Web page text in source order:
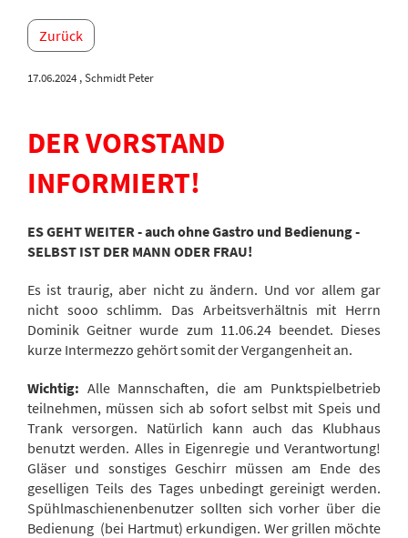
Zurück
17.06.2024 , Schmidt Peter
DER VORSTAND
INFORMIERT!
ES GEHT WEITER - auch ohne Gastro und Bedienung -
SELBST IST DER MANN ODER FRAU!
Es ist traurig, aber nicht zu ändern. Und vor allem gar
nicht sooo schlimm. Das Arbeitsverhältnis mit Herrn
Dominik Geitner wurde zum 11.06.24 beendet. Dieses
kurze Intermezzo gehört somit der Vergangenheit an.
Wichtig: Alle Mannschaften, die am Punktspielbetrieb
teilnehmen, müssen sich ab sofort selbst mit Speis und
Trank versorgen. Natürlich kann auch das Klubhaus
benutzt werden. Alles in Eigenregie und Verantwortung!
Gläser und sonstiges Geschirr müssen am Ende des
geselligen Teils des Tages unbedingt gereinigt werden.
Spühlmaschienenbenutzer sollten sich vorher über die
Bedienung (bei Hartmut) erkundigen. Wer grillen möchte